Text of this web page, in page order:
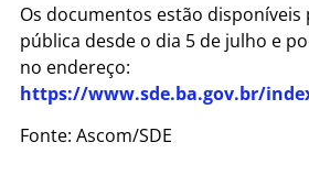
Os documentos estão disponíveis
pública desde o dia 5 de julho e
no endereço:
https://www.sde.ba.gov.br/
Fonte: Ascom/SDE